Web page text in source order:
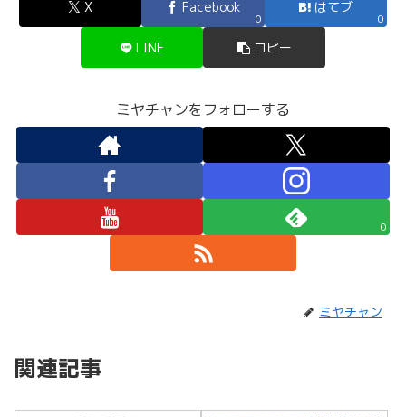
X Facebook
0
はてブ
0
LINE コピー
ミヤチャンをフォローする
0
ミヤチャン
関連記事